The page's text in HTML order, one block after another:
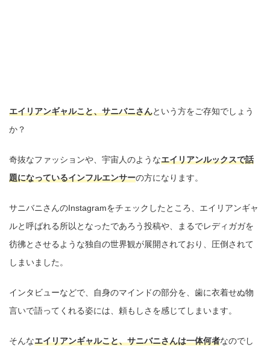
エイリアンギャルこと、サニバニさんという方をご存知でしょう
か？
奇抜なファッションや、宇宙人のようなエイリアンルックスで話
題になっているインフルエンサーの方になります。
サニバニさんのInstagramをチェックしたところ、エイリアンギャ
ルと呼ばれる所以となったであろう投稿や、まるでレディガガを
彷彿とさせるような独自の世界観が展開されており、圧倒されて
しまいました。
インタビューなどで、自身のマインドの部分を、歯に衣着せぬ物
言いで語ってくれる姿には、頼もしさを感じてしまいます。
そんなエイリアンギャルこと、サニバニさんは一体何者なのでし